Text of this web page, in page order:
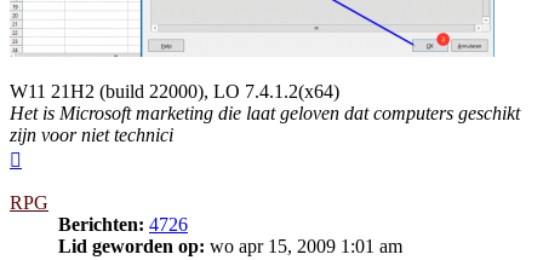
W11 21H2 (build 22000), LO 7.4.1.2(x64)
Het is Microsoft marketing die laat geloven dat computers geschikt
zijn voor niet technici
RPG
Berichten: 4726
Lid geworden op: wo apr 15, 2009 1:01 am